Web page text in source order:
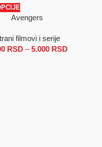
do 5.000 RSD
Avengers
filmovi i serije
RSD – 5.000 RSDRaspon